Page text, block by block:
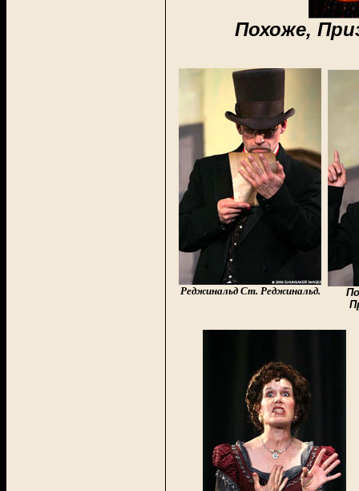
Похоже,
Реджинальд Ст. Реджинальд.